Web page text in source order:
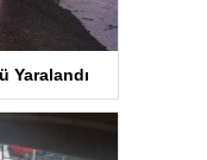
Yaralandı